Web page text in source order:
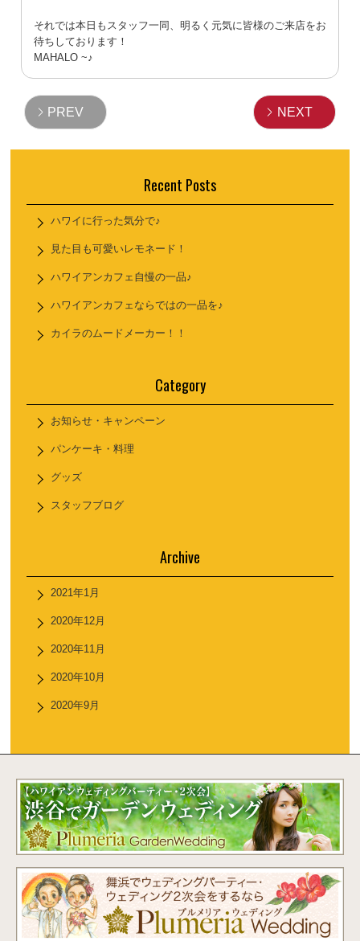
それでは本日もスタッフ一同、明るく元気に皆様のご来店をお
待ちしております！
MAHALO ~♪
PREV NEXT
Recent Posts
ハワイに行った気分で♪
見た目も可愛いレモネード！
ハワイアンカフェ自慢の一品♪
ハワイアンカフェならではの一品を♪
カイラのムードメーカー！！
Category
お知らせ・キャンペーン
パンケーキ・料理
グッズ
スタッフブログ
Archive
2021年1月
2020年12月
2020年11月
2020年10月
2020年9月